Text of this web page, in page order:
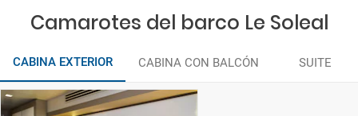
Camarotes del barco Le Soleal
CABINA EXTERIOR CABINA CON BALCÓN SUITE